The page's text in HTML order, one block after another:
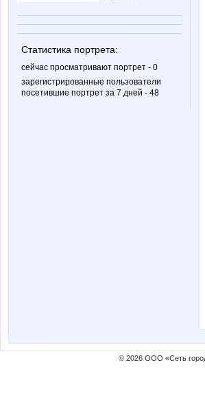
Статистика портрета:
сейчас просматривают портрет - 0
зарегистрированные пользователи
посетившие портрет за 7 дней - 48
© 2026 ООО «Сеть